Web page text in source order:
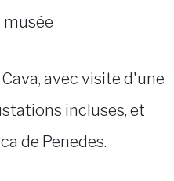
avec visite d'une
incluses, et
de Penedes.